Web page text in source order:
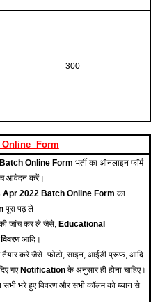
300
Form
Online Form भर्ती का ऑनलाइन फॉर्म
आवेदन करें।
2022 Batch Online Form का
पूरा पढ़ ले
जांच कर ले जैसे, Educational
आदि।
तैयार करें जैसे- फोटो, साइन, आईडी प्रूफ, आदि
गएNotification के अनुसार ही होना चाहिए।
भरे हुए विवरण और सभी कॉलम को ध्यान से